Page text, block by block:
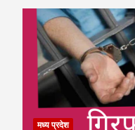
मध्य प्रदेश